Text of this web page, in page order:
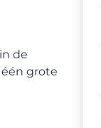
de
grote